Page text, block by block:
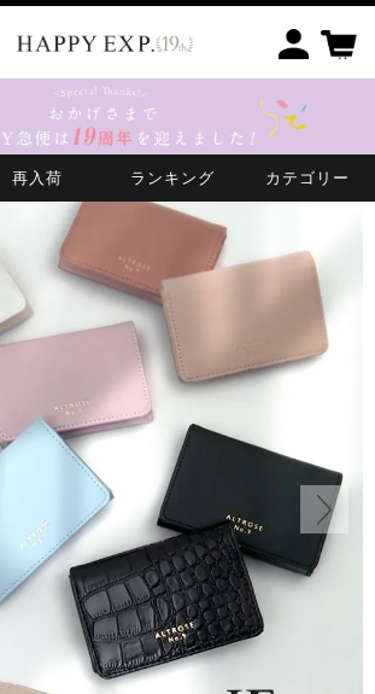
再入荷 ランキング カテゴリー
名刺カードケース【シンシア】